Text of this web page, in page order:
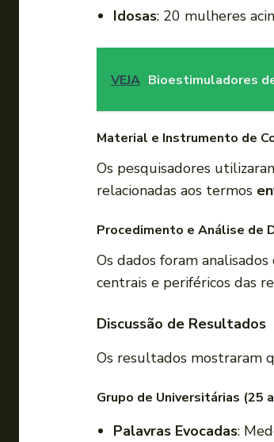
Idosas: 20 mulheres
VEJA Bioestimuladores
Material e Instrumento de
Os pesquisadores
relacionadas aos termos
Procedimento e Análise de
Os dados foram analisados
centrais e periféricos das
Discussão de Resultados
Os resultados mostraram
Grupo de Universitárias (25
Palavras Evocadas: